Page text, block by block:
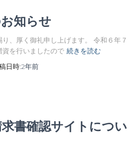
知らせ
、厚く御礼申し上げます。 令和６年７
資を行いましたので 続きを読む
日時:2年前
書確認サイトについ